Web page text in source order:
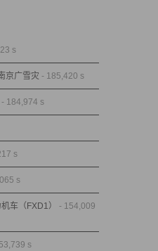
s
京广雪灾 - 185,420 s
- 184,974 s
s
s
车（FXD1）
- 154,009
s